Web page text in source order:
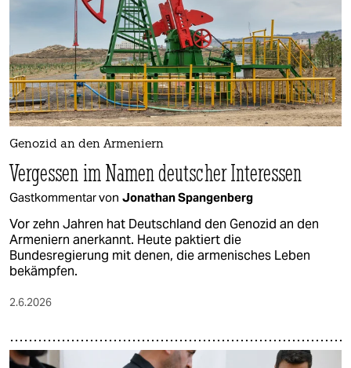
Genozid an den Armeniern
Vergessen im Namen deutscher Interessen
Gastkommentar von Jonathan Spangenberg
Vor zehn Jahren hat Deutschland den Genozid an den
Armeniern anerkannt. Heute paktiert die
Bundesregierung mit denen, die armenisches Leben
bekämpfen.
2.6.2026